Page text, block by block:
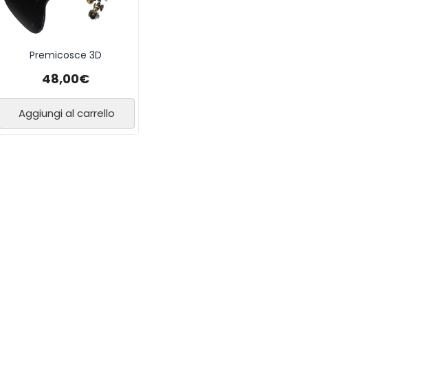
Premicosce 3D
48,00€
Aggiungi al carrello